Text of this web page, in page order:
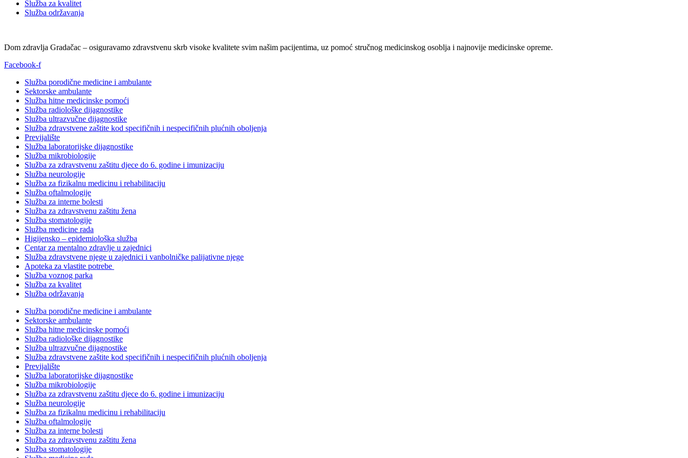
Služba za kvalitet
Služba održavanja
Dom zdravlja Gradačac – osiguravamo zdravstvenu skrb visoke kvalitete svim našim pacijentima, uz pomoć stručnog medicinskog osoblja i najnovije medicinske opreme.
Facebook-f
Služba porodične medicine i ambulante
Sektorske ambulante
Služba hitne medicinske pomoći
Služba radiološke dijagnostike
Služba ultrazvučne dijagnostike
Služba zdravstvene zaštite kod specifičnih i nespecifičnih plućnih oboljenja
Previjalište
Služba laboratorijske dijagnostike
Služba mikrobiologije
Služba za zdravstvenu zaštitu djece do 6. godine i imunizaciju
Služba neurologije
Služba za fizikalnu medicinu i rehabilitaciju
Služba oftalmologije
Služba za interne bolesti
Služba za zdravstvenu zaštitu žena
Služba stomatologije
Služba medicine rada
Higijensko – epidemiološka služba
Centar za mentalno zdravlje u zajednici
Služba zdravstvene njege u zajednici i vanbolničke palijativne njege
Apoteka za vlastite potrebe
Služba voznog parka
Služba za kvalitet
Služba održavanja
Služba porodične medicine i ambulante
Sektorske ambulante
Služba hitne medicinske pomoći
Služba radiološke dijagnostike
Služba ultrazvučne dijagnostike
Služba zdravstvene zaštite kod specifičnih i nespecifičnih plućnih oboljenja
Previjalište
Služba laboratorijske dijagnostike
Služba mikrobiologije
Služba za zdravstvenu zaštitu djece do 6. godine i imunizaciju
Služba neurologije
Služba za fizikalnu medicinu i rehabilitaciju
Služba oftalmologije
Služba za interne bolesti
Služba za zdravstvenu zaštitu žena
Služba stomatologije